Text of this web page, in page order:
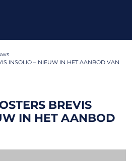
INSOLIO – NIEUW IN HET AANBOD VAN
BREVIS
IN HET AANBOD